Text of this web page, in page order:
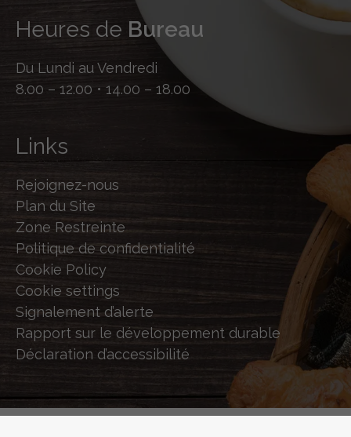
Heures de Bureau
Du Lundi au Vendredi
8.00 – 12.00 • 14.00 – 18.00
Links
Rejoignez-nous
Plan du Site
Zone Restreinte
Politique de confidentialité
Cookie Policy
Cookie settings
Signalement d’alerte
Rapport sur le développement durable
Déclaration d’accessibilité